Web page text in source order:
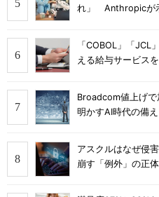
れ」 Anthropicが
「COBOL」「
える給与サービス
Broadcom値上げ
明かすAI時代の備え
アスクルはなぜ侵
崩す「例外」の正体